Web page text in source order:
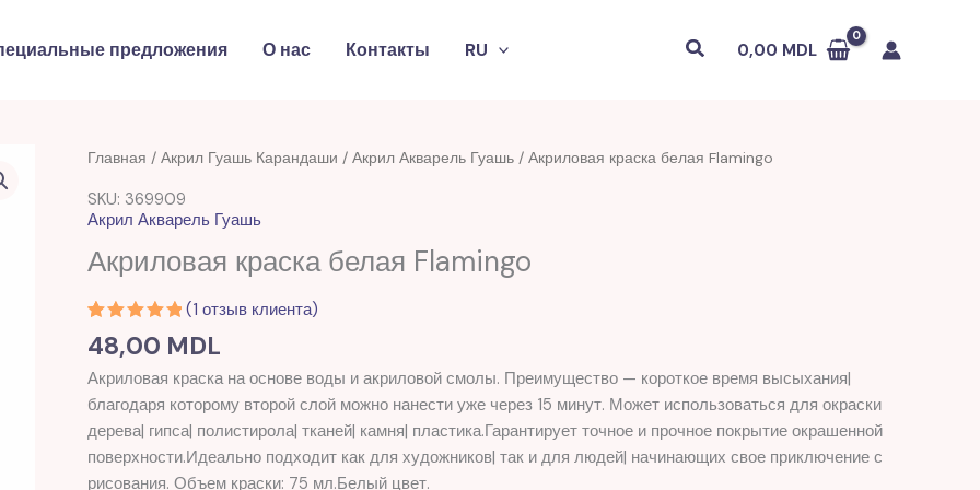
предложения О нас Контакты RU Поиск0,00 MDL
Главная / Акрил Гуашь Карандаши / Акрил Акварель Гуашь / Акриловая краска белая Flamingo
SKU: 369909
Акрил Акварель Гуашь
Акриловая краска белая Flamingo
Рейтинг
5.00из 5
опроса
1
пользователя
(1 отзыв клиента)
48,00 MDL
Акриловая краска на основе воды и акриловой смолы. Преимущество — короткое время высыхания|
благодаря которому второй слой можно нанести уже через 15 минут. Может использоваться для окраски
дерева| гипса| полистирола| тканей| камня| пластика.Гарантирует точное и прочное покрытие окрашенной
поверхности.Идеально подходит как для художников| так и для людей| начинающих свое приключение с
рисования. Объем краски: 75 мл.Белый цвет.